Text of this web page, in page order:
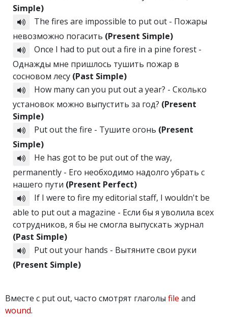
Simple)
The fires are impossible to put out - Пожары
невозможно погасить (Present Simple)
Once I had to put out a fire in a pine forest -
Однажды мне пришлось тушить пожар в
сосновом лесу (Past Simple)
How many can you put out a year? - Сколько
установок можно выпустить за год? (Present
Simple)
Put out the fire - Тушите огонь (Present
Simple)
He has got to be put out of the way,
permanently - Его необходимо надолго убрать с
нашего пути (Present Perfect)
If I were to fire my editorial staff, I wouldn't be
able to put out a magazine - Если бы я уволила всех
сотрудников, я бы не смогла выпускать журнал
(Past Simple)
Put out your hands - Вытяните свои руки
(Present Simple)
Вместе с put out, часто смотрят глаголы file and
wound.